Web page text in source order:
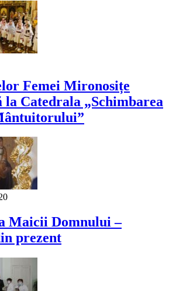
Femei Mironosițe
Catedrala „Schimbarea
Maicii Domnului –
prezent